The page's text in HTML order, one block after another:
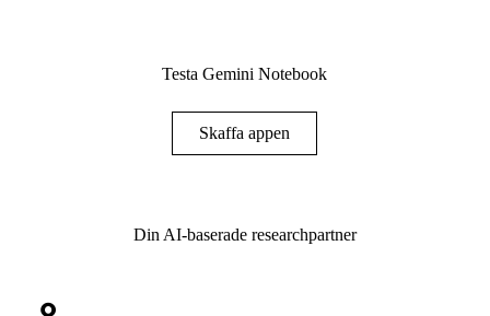
Testa Gemini Notebook
Skaffa appen
Din AI-baserade researchpartner